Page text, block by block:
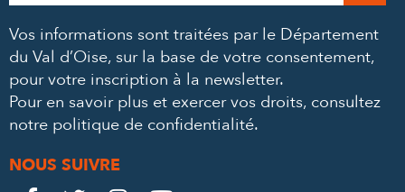
*
à
Vos informations sont traitées par le Département
du Val d’Oise, sur la base de votre consentement,
pour votre inscription à la newsletter.
Pour en savoir plus et exercer vos droits, consultez
notre politique de confidentialité.
NOUS SUIVRE